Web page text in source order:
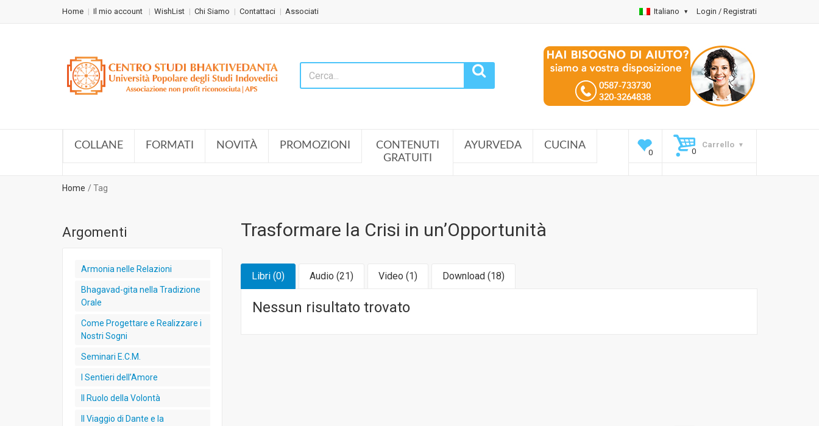
Home Il mio account WishList Chi Siamo Contattaci Associati Login / Registrati
Italiano
COLLANE FORMATI NOVITÀ PROMOZIONI
CONTENUTI
GRATUITI
AYURVEDA CUCINA Carrello
Home Tag
Argomenti
Armonia nelle Relazioni
Bhagavad-gita nella Tradizione
Orale
Come Progettare e Realizzare i
Nostri Sogni
Seminari E.C.M.
I Sentieri dell’Amore
Il Ruolo della Volontà
Il Viaggio di Dante e la
Trasformare la Crisi in un’Opportunità
Libri (0) Audio (21) Video (1) Download (18)
Nessun risultato trovato